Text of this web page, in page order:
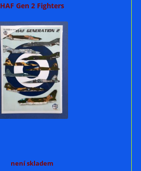
HAF Gen 2 Fighters
není skladem